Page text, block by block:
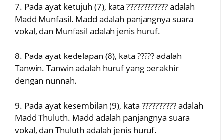
7. Pada ayat ketujuh (7), kata ???????????? adalah
Madd Munfasil. Madd adalah panjangnya suara
vokal, dan Munfasil adalah jenis huruf.
8. Pada ayat kedelapan (8), kata ????? adalah
Tanwin. Tanwin adalah huruf yang berakhir
dengan nunnah.
9. Pada ayat kesembilan (9), kata ?????????? adalah
Madd Thuluth. Madd adalah panjangnya suara
vokal, dan Thuluth adalah jenis huruf.